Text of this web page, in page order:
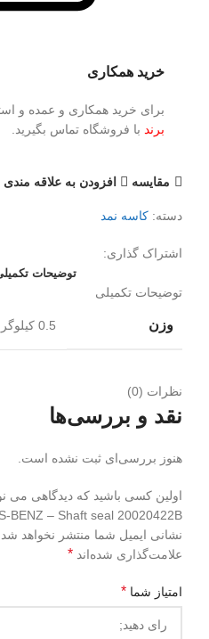
خرید همکاری
برای خرید همکاری و عمده و
برند با فروشگاه تماس بگیرید.
مقايسه افزودن به علاقه مندی
دسته: کاسه نمد
اشتراک گذاری:
توضیحات
توضیحات تکمیلی
وزن 0.5 کیلوگرم
نظرات (0)
نقد و بررسی‌ها
هنوز بررسی‌ای ثبت نشده است.
BENZ – Shaft seal 20020422B”
نشانی ایمیل شما منتشر نخواهد شد.
علامت‌گذاری شده‌اند *
امتیاز شما *